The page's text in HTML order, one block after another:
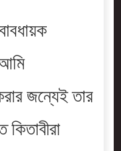
জন্যেই তার